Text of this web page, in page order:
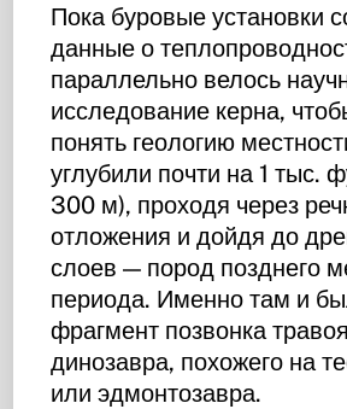
Пока буровые установки
данные о
параллельно велось
исследование керна,
понять геологию
углубили почти на 1 тыс.
300 м), проходя через
отложения и дойдя до
слоев — пород позднего
периода. Именно там и
фрагмент позвонка
динозавра, похожего на
или эдмонтозавра.